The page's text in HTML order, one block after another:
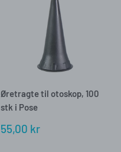
Øretragte til otoskop, 100
stk i Pose
Försäljningspris
55,00 kr